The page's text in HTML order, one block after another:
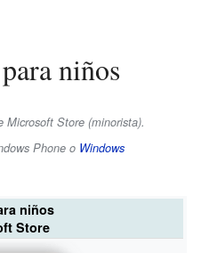
niños
Microsoft Store (minorista).
Phone o Windows
niños
Store